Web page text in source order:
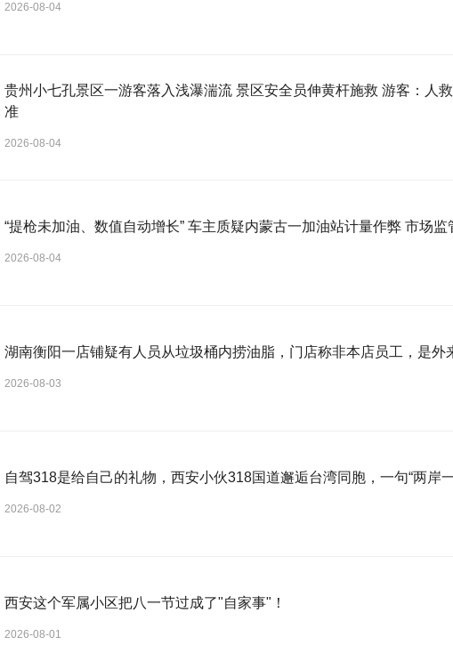
2026-08-04
贵州小七孔景区一游客落入浅瀑湍流 景区安全员伸黄杆施救 游客：人救上来了 当地回应：完全按照救援标
准
2026-08-04
“提枪未加油、数值自动增长” 车主质疑内蒙古一加油站
2026-08-04
湖南衡阳一店铺疑有人员从垃圾桶内捞油脂，门店称非本店员工，是外
2026-08-03
自驾318是给自己的礼物，西安小伙318国道邂逅台湾同胞，一句“两岸
2026-08-02
西安这个军属小区把八一节过成了"自家事"！
2026-08-01